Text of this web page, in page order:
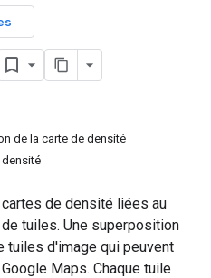
de la carte de densité
densité
de densité liées au
tuiles. Une superposition
tuiles d'image qui peuvent
Maps. Chaque tuile